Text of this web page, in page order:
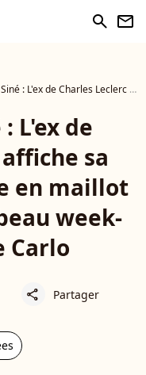
search newsletter
affiche sa plastique parfaite en maillot de bain pour un beau week-end à Monte Carlo
L'ex de
sa
en maillot
week-
Carlo
share Partager